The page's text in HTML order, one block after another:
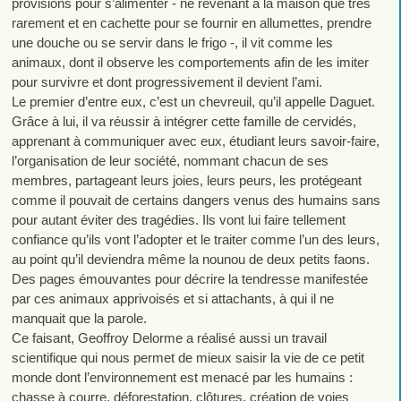
rarement et en cachette pour se fournir en allumettes, prendre
une douche ou se servir dans le frigo -, il vit comme les
animaux, dont il observe les comportements afin de les imiter
pour survivre et dont progressivement il devient l’ami.
Le premier d’entre eux, c’est un chevreuil, qu’il appelle Daguet.
Grâce à lui, il va réussir à intégrer cette famille de cervidés,
apprenant à communiquer avec eux, étudiant leurs savoir-faire,
l’organisation de leur société, nommant chacun de ses
membres, partageant leurs joies, leurs peurs, les protégeant
comme il pouvait de certains dangers venus des humains sans
pour autant éviter des tragédies. Ils vont lui faire tellement
confiance qu’ils vont l’adopter et le traiter comme l’un des leurs,
au point qu’il deviendra même la nounou de deux petits faons.
Des pages émouvantes pour décrire la tendresse manifestée
par ces animaux apprivoisés et si attachants, à qui il ne
manquait que la parole.
Ce faisant, Geoffroy Delorme a réalisé aussi un travail
scientifique qui nous permet de mieux saisir la vie de ce petit
monde dont l’environnement est menacé par les humains :
chasse à courre, déforestation, clôtures, création de voies